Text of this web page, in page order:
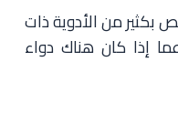
بكثير من الأدوية ذات
إذا كان هناك دواء